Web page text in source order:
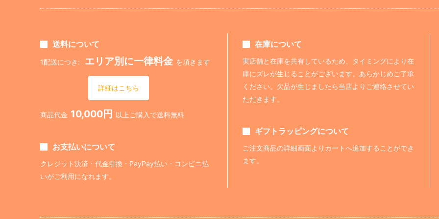
送料について
1配送につき: エリア別に一律料金 を頂きます
詳細はこちら
商品代金 10,000円 以上ご購入で送料無料
お支払いについて
クレジット決済・代金引換・PayPay払い・コンビニ払
いがご利用になれます。
在庫について
実店舗と在庫を共有しているため、タイミングにより在
庫にズレが生じることがございます。あらかじめご了承
ください。欠品が生じましたら当店よりご連絡させてい
ただきます。
ギフトラッピングについて
ご注文商品の詳細画面よりカートへ追加することができ
ます。